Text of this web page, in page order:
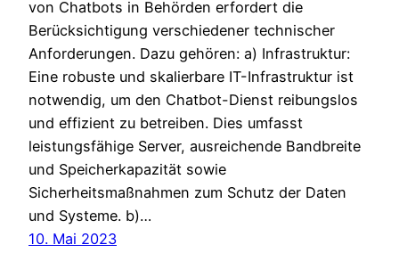
von Chatbots in Behörden erfordert die
Berücksichtigung verschiedener technischer
Anforderungen. Dazu gehören: a) Infrastruktur:
Eine robuste und skalierbare IT-Infrastruktur ist
notwendig, um den Chatbot-Dienst reibungslos
und effizient zu betreiben. Dies umfasst
leistungsfähige Server, ausreichende Bandbreite
und Speicherkapazität sowie
Sicherheitsmaßnahmen zum Schutz der Daten
und Systeme. b)…
10. Mai 2023